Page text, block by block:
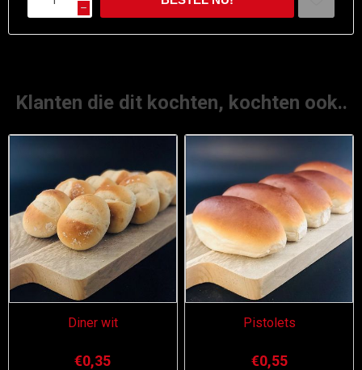
h
Klanten die dit kochten, kochten ook..
Diner wit
€0,35
Pistolets
€0,55